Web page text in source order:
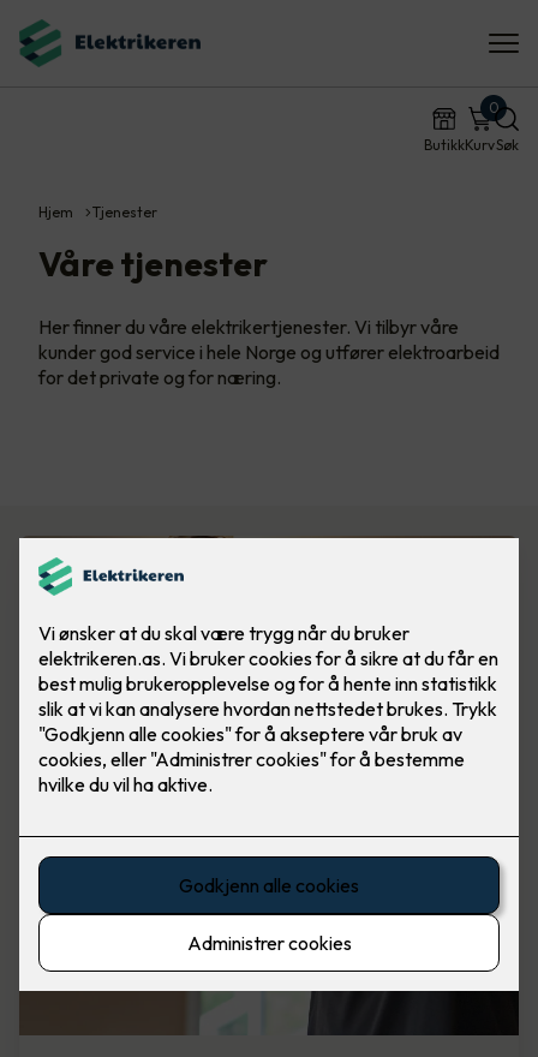
ButikkKurv
0
Søk
Hjem Tjenester
Våre tjenester
Her finner du våre elektrikertjenester. Vi tilbyr våre
kunder god service i hele Norge og utfører elektroarbeid
for det private og for næring.